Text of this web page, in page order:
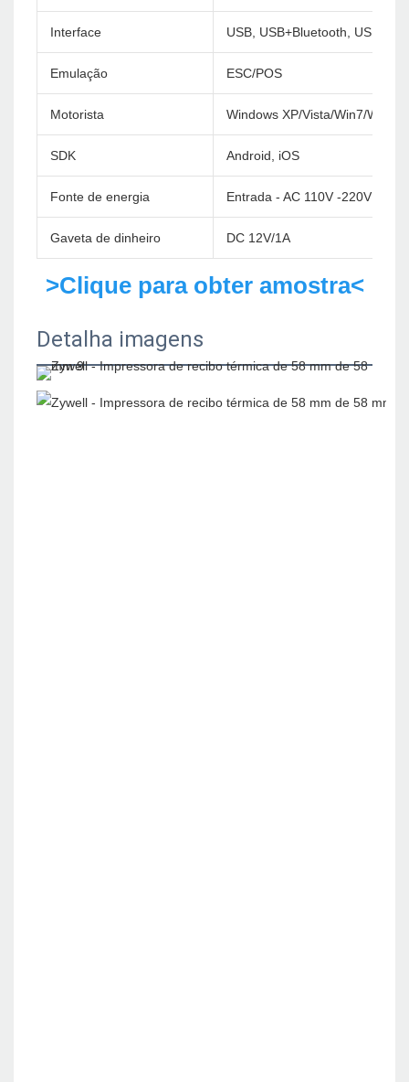
Interface USB, USB+Bluetooth,
Emulação ESC/POS
Motorista Windows XP/Vista/Win7/Win8/
SDK Android, iOS
Fonte de energia Entrada - AC 110V -220V 50/
Gaveta de dinheiro DC 12V/1A
>Clique para obter amostra<
Detalha imagens